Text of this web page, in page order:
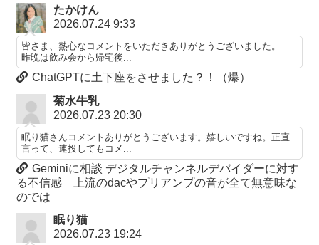
たかけん
2026.07.24 9:33
皆さま、熱心なコメントをいただきありがとうございました。
昨晩は飲み会から帰宅後...
ChatGPTに土下座をさせました？！（爆）
菊水牛乳
2026.07.23 20:30
眠り猫さんコメントありがとうございます。嬉しいですね。正直
言って、連投してもコメ...
Geminiに相談 デジタルチャンネルデバイダーに対す
る不信感 上流のdacやプリアンプの音が全て無意味な
のでは
眠り猫
2026.07.23 19:24